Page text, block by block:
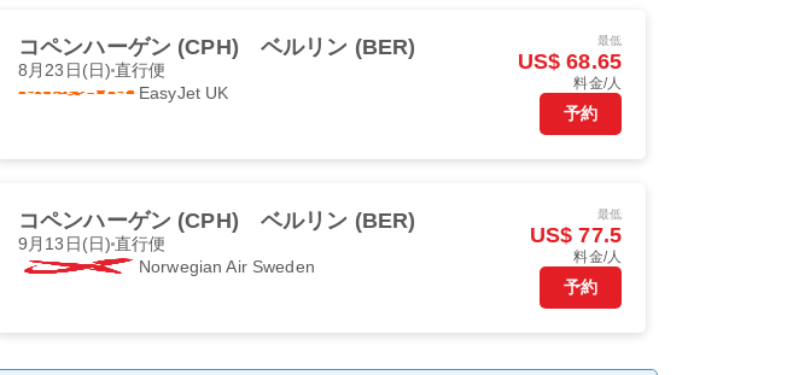
コペンハーゲン (CPH) ベルリン (BER)
8月23日(日)直行便
EasyJet UK
最低
US$ 68.65
料金/人
予約
コペンハーゲン (CPH) ベルリン (BER)
9月13日(日)直行便
Norwegian Air Sweden
最低
US$ 77.5
料金/人
予約